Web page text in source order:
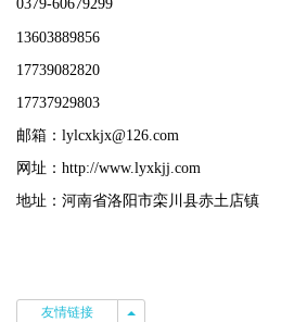
0379-60679299
13603889856
17739082820
17737929803
邮箱：lylcxkjx@126.com
网址：http://www.lyxkjj.com
地址：河南省洛阳市栾川县赤土店镇
友情链接